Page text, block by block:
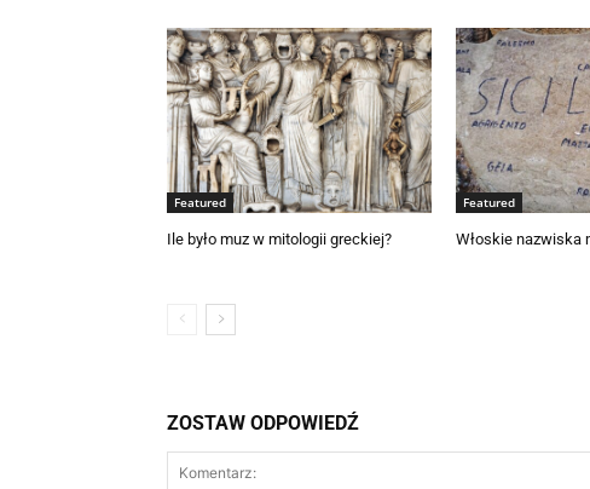
Featured
Ile było muz w mitologii greckiej?
Featured
Włoskie nazwiska
ZOSTAW ODPOWIEDŹ